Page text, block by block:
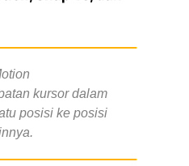
kursor dalam
posisi ke posisi